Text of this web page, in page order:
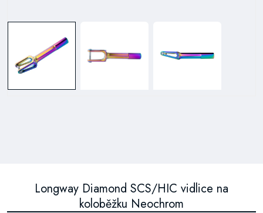
Longway Diamond SCS/HIC vidlice na
koloběžku Neochrom